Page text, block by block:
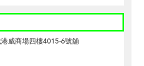
威商場四樓4015-6號舖